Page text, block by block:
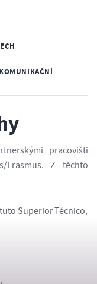
pracovišti
Erasmus. Z těchto
Superior Técnico,